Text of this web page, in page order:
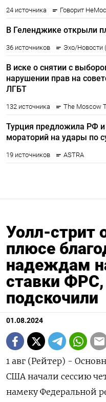
Уолл-стрит
плюсе
надеждам
ставки
подскочили
01.08.2024
1 авг (Рейтер) -
США начали сессию
намеку Федеральной